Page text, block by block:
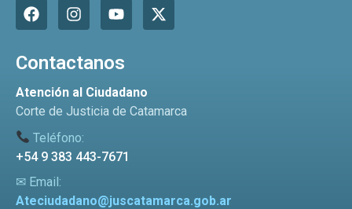
Contactanos
Atención al Ciudadano
Corte de Justicia de Catamarca
Teléfono:
+54 9 383 443-7671
✉ Email:
Ateciudadano@juscatamarca.gob.ar